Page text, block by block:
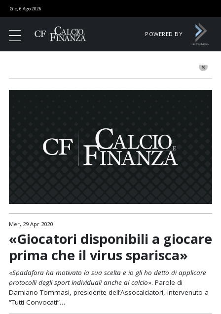
Gio, 6 Ago 2026
POWERED BY
Mer, 29 Apr 2020
«Giocatori disponibili a giocare
prima che il virus sparisca»
«Spadafora ha motivato la sua scelta e io gli ho detto di applicare
protocolli degli sport individuali anche al calcio». Parole di
Damiano Tommasi, presidente dell’Assocalciatori, intervenuto a
“Tutti Convocati”…